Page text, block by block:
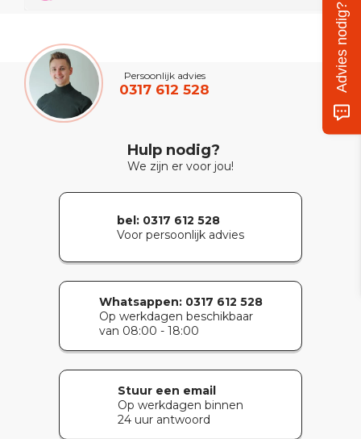
Persoonlijk advies
0317 612 528
Hulp nodig?
We zijn er voor jou!
bel: 0317 612 528
Voor persoonlijk advies
Whatsappen:0317 612 528
Op werkdagen beschikbaar
van 08:00 - 18:00
Stuur een email
Op werkdagen binnen
24 uur antwoord
Advies nodig?